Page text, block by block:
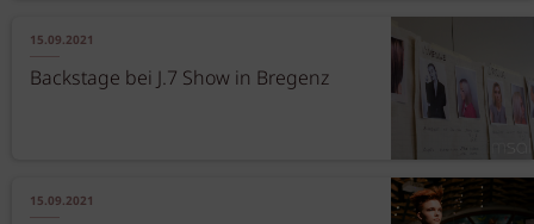
15.09.2021
Backstage bei J.7 Show in Bregenz
15.09.2021